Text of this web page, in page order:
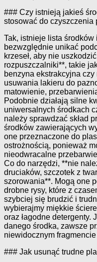
### Czy istnieją jakieś
stosować do czyszczenia
Tak, istnieje lista
bezwzględnie unikać
krzeseł, aby nie
rozpuszczalniki**, takie
benzyna ekstrakcyjna
usuwania lakieru do
matowienie,
Podobnie działają silne
uniwersalnych środkach
należy sprawdzać skład
środków zawierających
one przeznaczone do
ostrożnością, ponieważ
nieodwracalne
Co do narzędzi, **nie
druciaków, szczotek z
szorowania**. Mogą one
drobne rysy, które z
szybciej się brudzić i
wybierajmy miękkie
oraz łagodne detergenty.
danego środka, zawsze
niewidocznym fragmencie
### Jak usunąć trudne